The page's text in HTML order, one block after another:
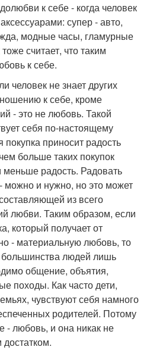
к себе - когда человек
супер - авто,
модные часы, гламурные
считает, что таким
к себе.
человек не знает других
к себе, кроме
- это не любовь. Такой
себя по-настоящему
приносит радость
больше таких покупок
меньше радость. Радовать
и нужно, но это может
из всего
любви. Таким образом, если
который получает от
- материальную любовь, то
большинства людей лишь
общение, объятия,
походы. Как часто дети,
чувствуют себя намного
родителей. Потому
- любовь, и она никак не